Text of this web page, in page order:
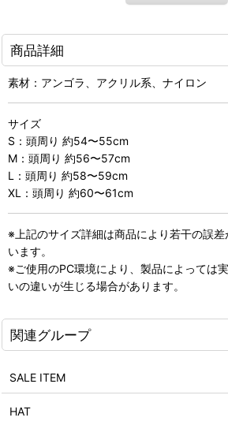
商品詳細
素材：アンゴラ、アクリル系、ナイロン
サイズ
S：頭周り 約54〜55cm
M：頭周り 約56〜57cm
L：頭周り 約58〜59cm
XL：頭周り 約60〜61cm
※上記のサイズ詳細は商品により若干の誤
います。
※ご使用のPC環境により、製品によっては
いの違いが生じる場合があります。
関連グループ
SALE ITEM
HAT